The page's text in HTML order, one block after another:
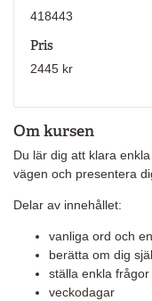
Om kursen
Du lär dig att klara
vägen och presentera
Delar av innehållet:
vanliga ord och
berätta om dig
ställa enkla
veckodagar
418443
Pris
2445 kr